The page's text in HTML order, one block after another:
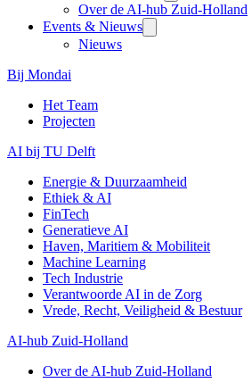
Over de AI-hub Zuid-Holland
Events & Nieuws
Nieuws
Bij Mondai
Het Team
Projecten
AI bij TU Delft
Energie & Duurzaamheid
Ethiek & AI
FinTech
Generatieve AI
Haven, Maritiem & Mobiliteit
Machine Learning
Tech Industrie
Verantwoorde AI in de Zorg
Vrede, Recht, Veiligheid & Bestuur
AI-hub Zuid-Holland
Over de AI-hub Zuid-Holland